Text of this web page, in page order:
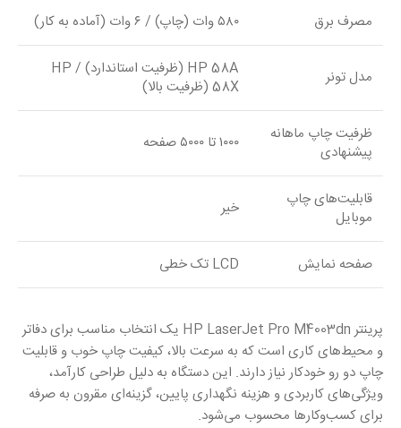
مصرف برق ۵۸۰ وات (چاپ) / ۶ وات (آماده به کار)
مدل تونر
HP 58A (ظرفیت استاندارد) / HP
58X (ظرفیت بالا)
ظرفیت چاپ ماهانه
پیشنهادی
۱۰۰۰ تا ۵۰۰۰ صفحه
قابلیت‌های چاپ
موبایل
خیر
صفحه نمایش LCD تک خطی
پرینتر HP LaserJet Pro M4003dn یک انتخاب مناسب برای دفاتر
و محیط‌های کاری است که به سرعت بالا، کیفیت چاپ خوب و قابلیت
چاپ دو رو خودکار نیاز دارند. این دستگاه به دلیل طراحی کارآمد،
ویژگی‌های کاربردی و هزینه نگهداری پایین، گزینه‌ای مقرون به صرفه
برای کسب‌وکارها محسوب می‌شود.